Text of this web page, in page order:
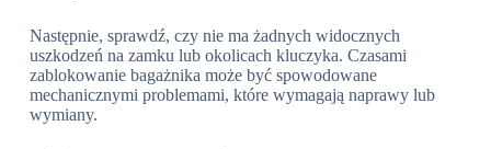
Następnie, sprawdź, czy nie ma żadnych widocznych
uszkodzeń na zamku lub okolicach kluczyka. Czasami
zablokowanie bagażnika może być spowodowane
mechanicznymi problemami, które wymagają naprawy lub
wymiany.